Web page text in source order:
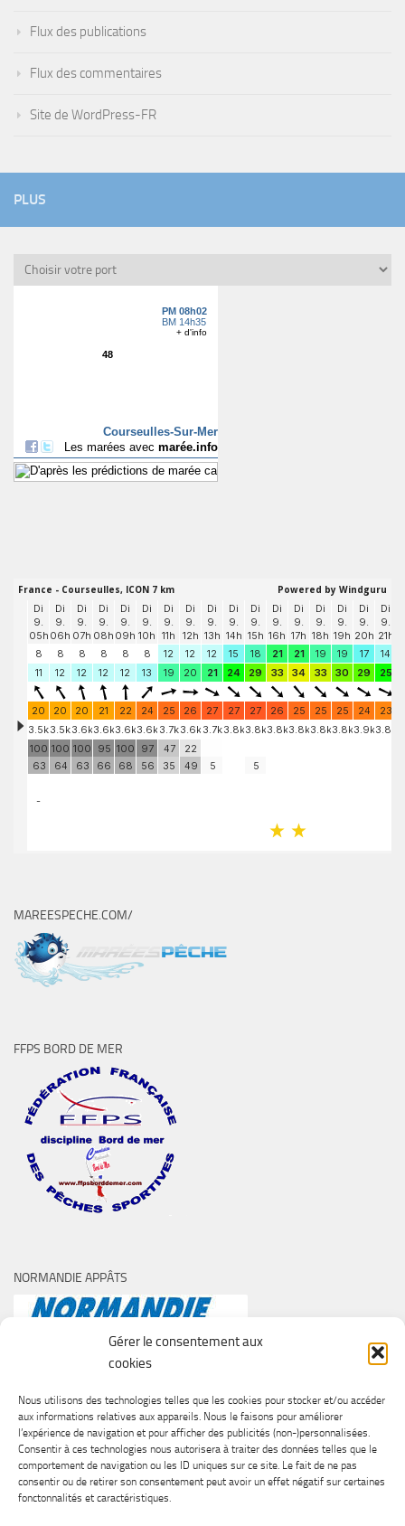
Gérer le consentement aux
cookies
Nous utilisons des technologies telles que les cookies pour stocker et/ou accéder
aux informations relatives aux appareils. Nous le faisons pour améliorer
l’expérience de navigation et pour afficher des publicités (non-)personnalisées.
Consentir à ces technologies nous autorisera à traiter des données telles que le
comportement de navigation ou les ID uniques sur ce site. Le fait de ne pas
consentir ou de retirer son consentement peut avoir un effet négatif sur certaines
fonctonnalités et caractéristiques.
Flux des publications
Flux des commentaires
Site de WordPress-FR
PLUS
MAREESPECHE.COM/
FFPS BORD DE MER
NORMANDIE APPÂTS